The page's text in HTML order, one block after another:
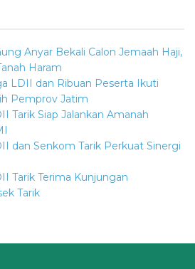
Anyar Bekali Calon Jemaah Haji,
Haram
LDII dan Ribuan Peserta Ikuti
Pemprov Jatim
Tarik Siap Jalankan Amanah
dan Senkom Tarik Perkuat Sinergi
Tarik Terima Kunjungan
Tarik